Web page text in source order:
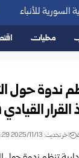
محليات
ندوة حول
القرار
اخر تحديث: 2025/11/13 5:29 مساءً